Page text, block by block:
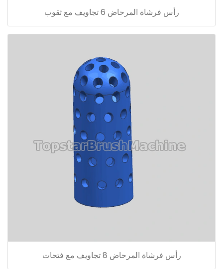
رأس فرشاة المرحاض 6 تجاويف مع ثقوب
رأس فرشاة المرحاض 8 تجاويف مع فتحات